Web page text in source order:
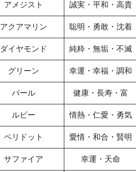
アメジスト 誠実・平和・高貴
アクアマリン 聡明・勇敢・沈着
ダイヤモンド 純粋・無垢・不滅
グリーン 幸運・幸福・調和
パール 健康・長寿・富
ルビー 情熱・仁愛・勇気
ペリドット 愛情・和合・賢明
サファイア 幸運・天命